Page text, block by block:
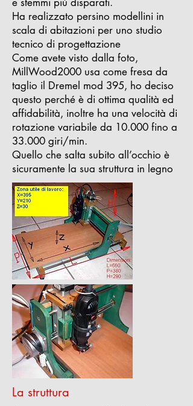
Ha realizzato persino modellini in
scala di abitazioni per uno studio
tecnico di progettazione
Come avete visto dalla foto,
MillWood2000 usa come fresa da
taglio il Dremel mod 395, ho deciso
questo perché è di ottima qualità ed
affidabilità, inoltre ha una velocità di
rotazione variabile da 10.000 fino a
33.000 giri/min.
Quello che salta subito all’occhio è
sicuramente la sua struttura in legno
La struttura